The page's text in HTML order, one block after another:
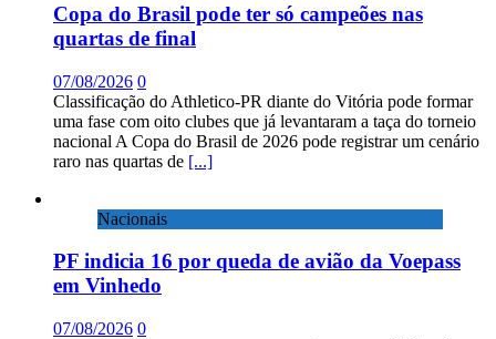
Copa do Brasil pode ter só campeões nas
quartas de final
07/08/2026 0
Classificação do Athletico-PR diante do Vitória pode formar
uma fase com oito clubes que já levantaram a taça do torneio
nacional A Copa do Brasil de 2026 pode registrar um cenário
raro nas quartas de [...]
Nacionais
PF indicia 16 por queda de avião da Voepass
em Vinhedo
07/08/2026 0